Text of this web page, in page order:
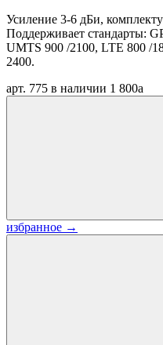
Усиление 3-6 дБи,
Поддерживает стандарты:
UMTS 900 /2100, LTE 800 /
2400.
арт. 775 в наличии 1 800a
избранное →